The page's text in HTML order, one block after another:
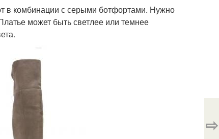
в комбинации с серыми ботфортами. Нужно
может быть светлее или темнее
⇨